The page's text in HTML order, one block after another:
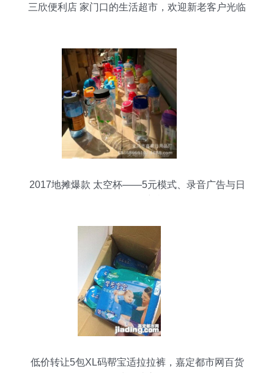
三欣便利店 家门口的生活超市，欢迎新老客户光临
2017地摊爆款 太空杯——5元模式、录音广告与日
低价转让5包XL码帮宝适拉拉裤，嘉定都市网百货